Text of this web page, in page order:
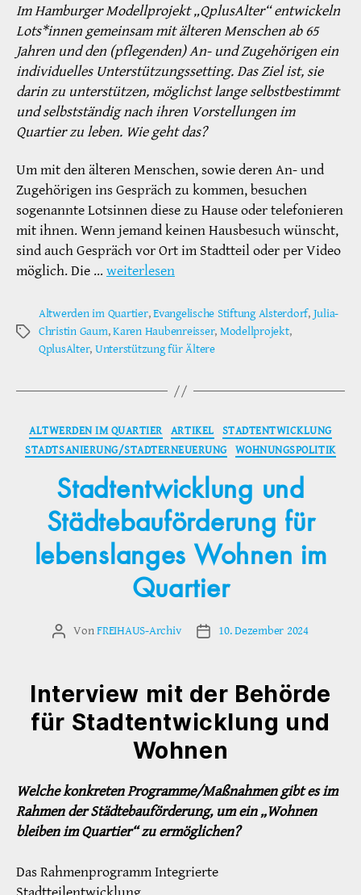
Im Hamburger Modellprojekt „QplusAlter“ entwickeln
Lots*innen gemeinsam mit älteren Menschen ab 65
Jahren und den (pflegenden) An- und Zugehörigen ein
individuelles Unterstützungssetting. Das Ziel ist, sie
darin zu unterstützen, möglichst lange selbstbestimmt
und selbstständig nach ihren Vorstellungen im
Quartier zu leben. Wie geht das?
Um mit den älteren Menschen, sowie deren An- und
Zugehörigen ins Gespräch zu kommen, besuchen
sogenannte Lotsinnen diese zu Hause oder telefonieren
mit ihnen. Wenn jemand keinen Hausbesuch wünscht,
sind auch Gespräch vor Ort im Stadtteil oder per Video
möglich. Die … weiterlesen
Schlagwörter
Altwerden im Quartier,Evangelische Stiftung Alsterdorf, Julia-
Christin Gaum,Karen Haubenreisser, Modellprojekt,
QplusAlter, Unterstützung für Ältere
Kategorien
ALTWERDEN IM QUARTIER ARTIKEL
STADTENTWICKLUNG
STADTSANIERUNG/STADTERNEUERUNG WOHNUNGSPOLITIK
Stadtentwicklung und
Städtebauförderung für
lebenslanges Wohnen im
Quartier
Beitragsautor
VonFREIHAUS-Archiv Veröffentlichungsdatum
10. Dezember 2024
Interview mit der Behörde
für Stadtentwicklung und
Wohnen
Welche konkreten Programme/Maßnahmen gibt es im
Rahmen der Städtebauförderung, um ein „Wohnen
bleiben im Quartier“ zu ermöglichen?
Das Rahmenprogramm Integrierte